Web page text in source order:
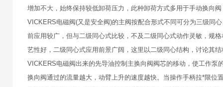
增加不大，始终保持较低卸荷压力，此种卸荷方式多用于手动换向
VICKERS电磁阀(又是安全阀)的主阀按配合形式不同可分为三级同
前应用较广，但与二级同心式比较，不及二级同心式动作灵敏，规
艺性好，二级同心式应用前景广阔，这里以二级同心结构，讨论其
VICKERS电磁阀出来的先导油控制主换向阀阀芯的移动，使工作
换向阀通过的流量越大，动臂上升的速度越快。当操作手柄拉*限